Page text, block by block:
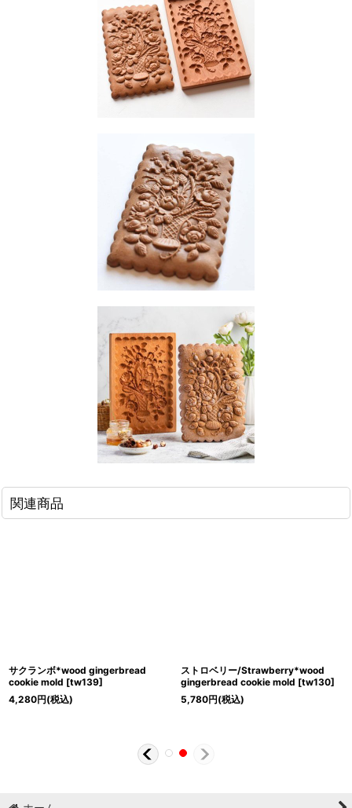
関連商品
サクランボ*wood gingerbread
cookie mold [tw139]
4,280円(税込)
ストロベリー/Strawberry*wood
gingerbread cookie mold [tw130]
5,780円(税込)